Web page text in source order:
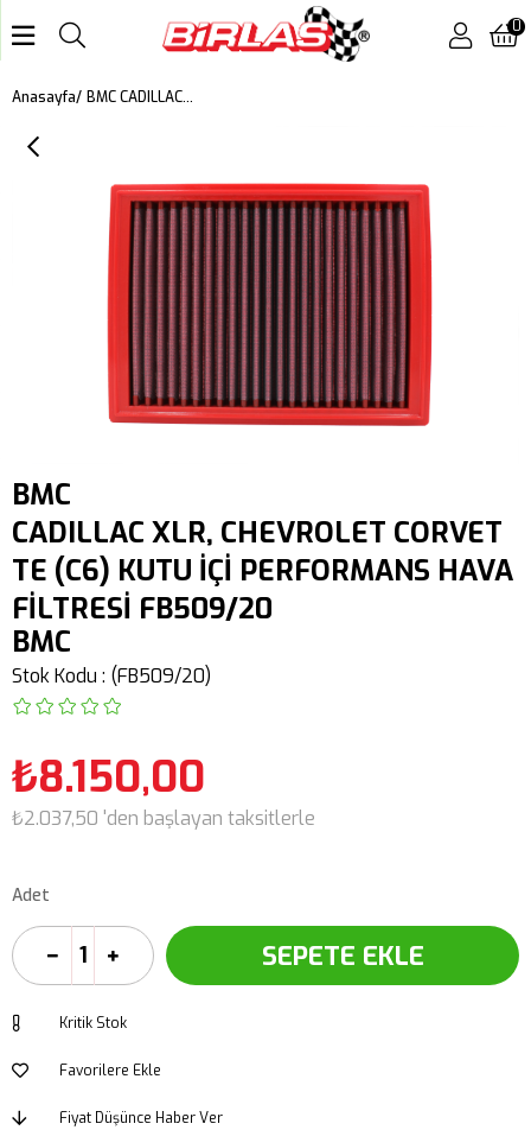
0
Anasayfa BMC CADILLAC XLR, CHEVROLET CORVETTE (C6) KUTU İÇİ PERFORMANS HAVA FİLTRESİ FB509/20
BMC
CADILLAC XLR, CHEVROLET CORVET
TE (C6) KUTU İÇİ PERFORMANS HAVA
FİLTRESİ FB509/20
BMC
Stok Kodu (FB509/20)
₺8.150,00
₺2.037,50 'den başlayan taksitlerle
Adet
Kritik Stok
Favorilere Ekle
Fiyat Düşünce Haber Ver